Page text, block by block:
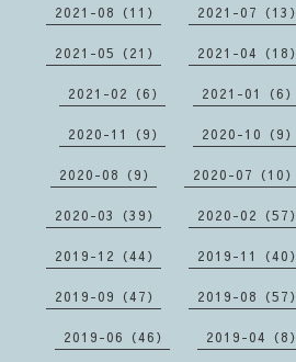
2021-08（11） 2021-07（13）
2021-05（21） 2021-04（18）
2021-02（6） 2021-01（6）
2020-11（9） 2020-10（9）
2020-08（9） 2020-07（10）
2020-03（39） 2020-02（57）
2019-12（44） 2019-11（40）
2019-09（47） 2019-08（57）
2019-06（46） 2019-04（8）